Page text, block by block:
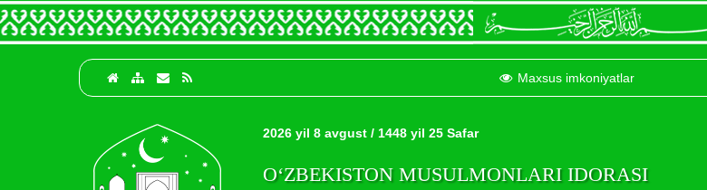
Maxsus imkoniyatlar
2026 yil 8 avgust / 1448 yil 25 Safar
O‘ZBEKISTON MUSULMONLARI IDORASI